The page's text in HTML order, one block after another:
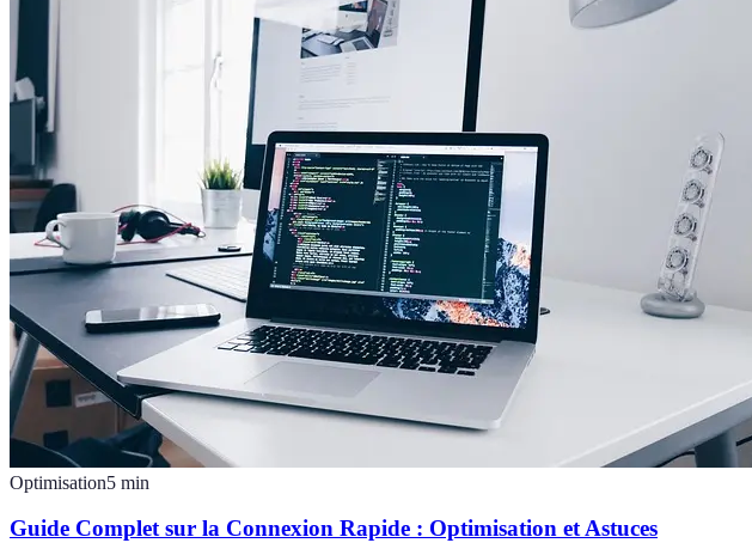
Optimisation5 min
Guide Complet sur la Connexion Rapide : Optimisation et Astuces